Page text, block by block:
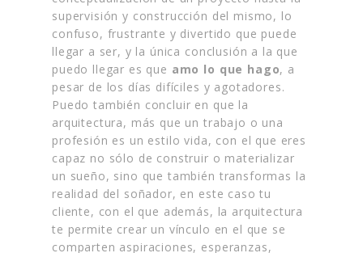
supervisión y construcción del mismo, lo
confuso, frustrante y divertido que puede
llegar a ser, y la única conclusión a la que
puedo llegar es que amo lo que hago, a
pesar de los días difíciles y agotadores.
Puedo también concluir en que la
arquitectura, más que un trabajo o una
profesión es un estilo vida, con el que eres
capaz no sólo de construir o materializar
un sueño, sino que también transformas la
realidad del soñador, en este caso tu
cliente, con el que además, la arquitectura
te permite crear un vínculo en el que se
comparten aspiraciones, esperanzas,